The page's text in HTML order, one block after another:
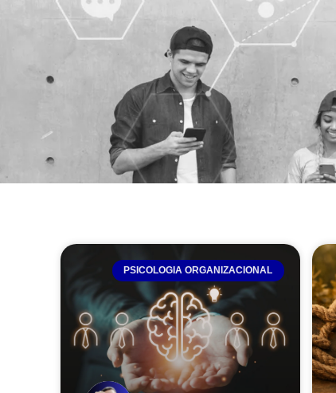
PSICOLOGIA ORGANIZACIONAL